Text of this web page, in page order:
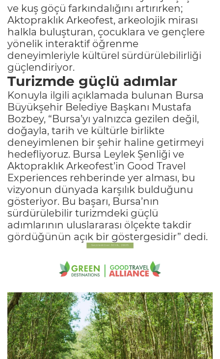
ve kuş göçü farkındalığını artırırken;
Aktopraklık Arkeofest, arkeolojik mirası
halkla buluşturan, çocuklara ve gençlere
yönelik interaktif öğrenme
deneyimleriyle kültürel sürdürülebilirliği
güçlendiriyor.
Turizmde güçlü adımlar
Konuyla ilgili açıklamada bulunan Bursa
Büyükşehir Belediye Başkanı Mustafa
Bozbey, “Bursa’yı yalnızca gezilen değil,
doğayla, tarih ve kültürle birlikte
deneyimlenen bir şehir haline getirmeyi
hedefliyoruz. Bursa Leylek Şenliği ve
Aktopraklık Arkeofest’in Good Travel
Experiences rehberinde yer alması, bu
vizyonun dünyada karşılık bulduğunu
gösteriyor. Bu başarı, Bursa’nın
sürdürülebilir turizmdeki güçlü
adımlarının uluslararası ölçekte takdir
gördüğünün açık bir göstergesidir” dedi.